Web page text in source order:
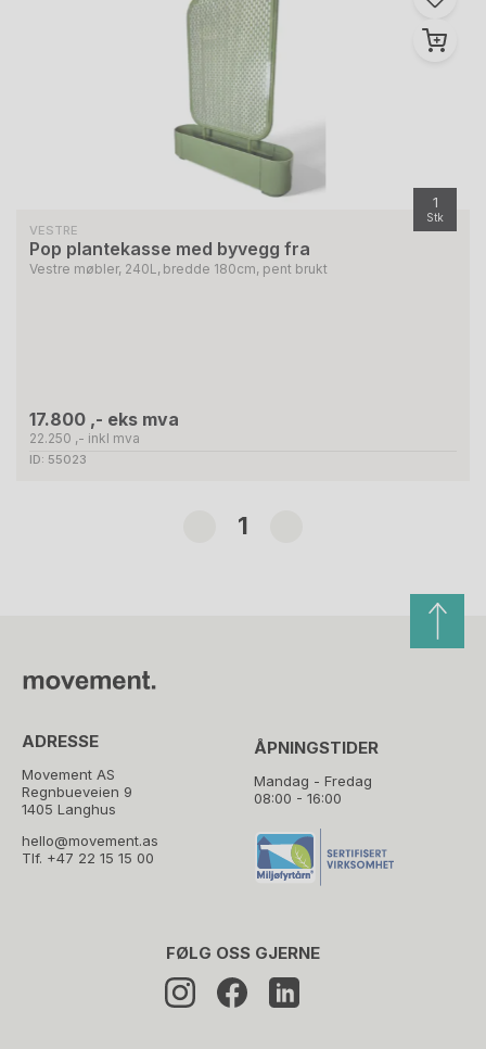
1
Stk
VESTRE
Pop plantekasse med byvegg fra
Vestre møbler, 240L, bredde 180cm, pent brukt
17.800 ,- eks mva
22.250 ,- inkl mva
ID: 55023
1
ADRESSE
Movement AS
Regnbueveien 9
1405 Langhus
hello@movement.as
Tlf. +47 22 15 15 00
ÅPNINGSTIDER
Mandag - Fredag
08:00 - 16:00
FØLG OSS GJERNE